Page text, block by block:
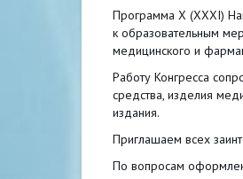
Программа X (XXXI)
к образовательным
медицинского и
Работу Конгресса
средства, изделия
издания.
Приглашаем всех
По вопросам